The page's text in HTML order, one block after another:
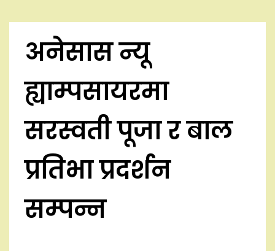
अनेसास न्यू
ह्याम्पसायरमा
सरस्वती पूजा र बाल
प्रतिभा प्रदर्शन
सम्पन्न